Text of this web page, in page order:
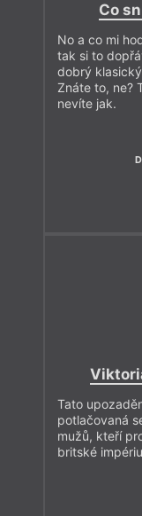
Co
No a co mi
tak si to
dobrý
Znáte to, ne?
nevíte jak.
Tato
potlačovaná
mužů, kteří
britské